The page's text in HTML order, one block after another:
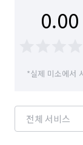
0.00
*실제 미소에서